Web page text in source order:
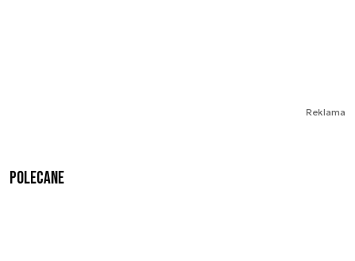
Reklama
Polecane